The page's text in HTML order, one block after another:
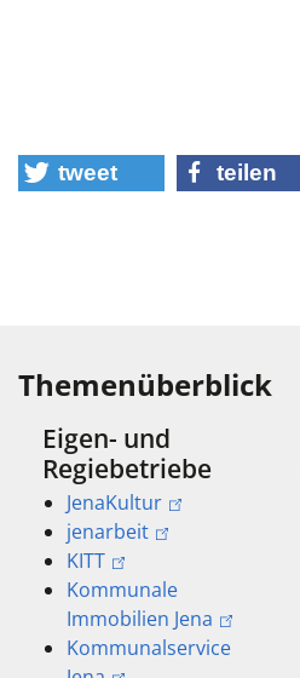
tweet teilen
Themenüberblick
Eigen- und
Regiebetriebe
JenaKultur
jenarbeit
KITT
Kommunale
Immobilien Jena
Kommunalservice